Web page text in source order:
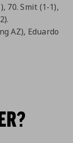
70. Smit (1-1),
AZ), Eduardo